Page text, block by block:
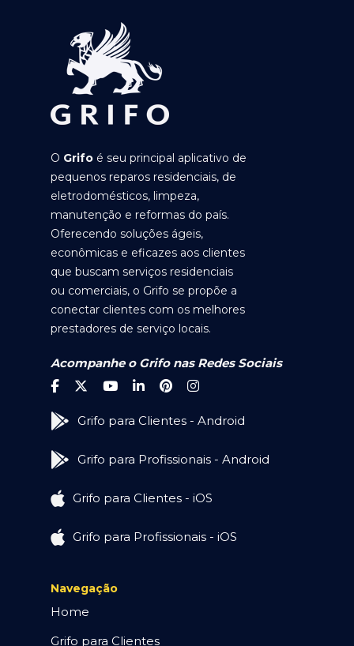
O Grifo é seu principal aplicativo de
pequenos reparos residenciais, de
eletrodomésticos, limpeza,
manutenção e reformas do país.
Oferecendo soluções ágeis,
econômicas e eficazes aos clientes
que buscam serviços residenciais
ou comerciais, o Grifo se propõe a
conectar clientes com os melhores
prestadores de serviço locais.
Acompanhe o Grifo nas Redes Sociais
Grifo para Clientes - Android
Grifo para Profissionais - Android
Grifo para Clientes - iOS
Grifo para Profissionais - iOS
Navegação
Home
Grifo para Clientes